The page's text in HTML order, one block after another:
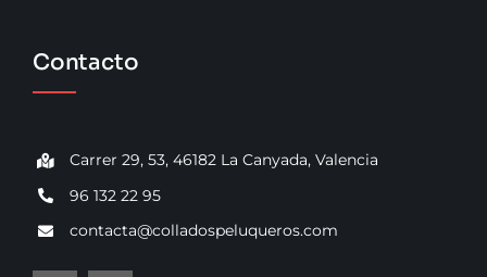
Contacto
Carrer 29, 53, 46182 La Canyada, Valencia
96 132 22 95
contacta@colladospeluqueros.com